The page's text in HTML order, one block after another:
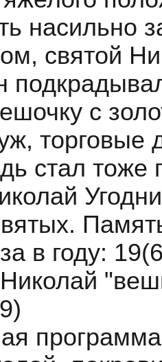
насильно
святой
с
торговые
стал тоже
в году: